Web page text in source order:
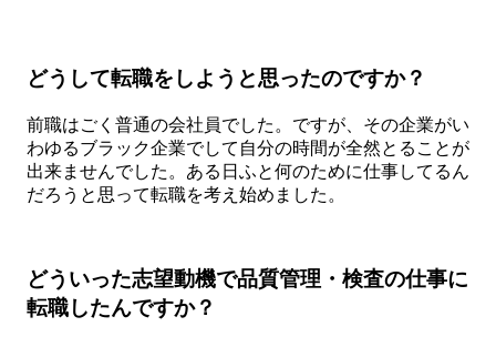
どうして転職をしようと思ったのですか？
前職はごく普通の会社員でした。ですが、その企業がい
わゆるブラック企業でして自分の時間が全然とることが
出来ませんでした。ある日ふと何のために仕事してるん
だろうと思って転職を考え始めました。
どういった志望動機で品質管理・検査の仕事に
転職したんですか？